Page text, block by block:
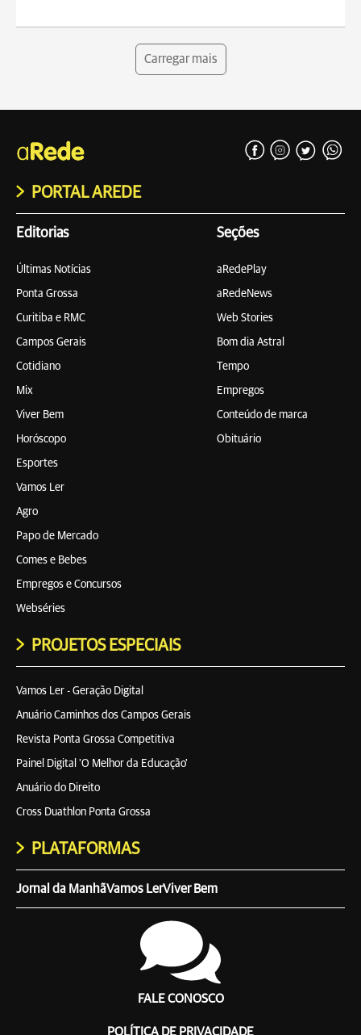
Carregar mais
PORTAL AREDE
Editorias
Últimas Notícias
Ponta Grossa
Curitiba e RMC
Campos Gerais
Cotidiano
Mix
Viver Bem
Horóscopo
Esportes
Vamos Ler
Agro
Papo de Mercado
Comes e Bebes
Empregos e Concursos
Webséries
Seções
aRedePlay
aRedeNews
Web Stories
Bom dia Astral
Tempo
Empregos
Conteúdo de marca
Obituário
PROJETOS ESPECIAIS
Vamos Ler - Geração Digital
Anuário Caminhos dos Campos Gerais
Revista Ponta Grossa Competitiva
Painel Digital 'O Melhor da Educação'
Anuário do Direito
Cross Duathlon Ponta Grossa
PLATAFORMAS
Jornal da ManhãVamos LerViver Bem
FALE CONOSCO
POLÍTICA DE PRIVACIDADE